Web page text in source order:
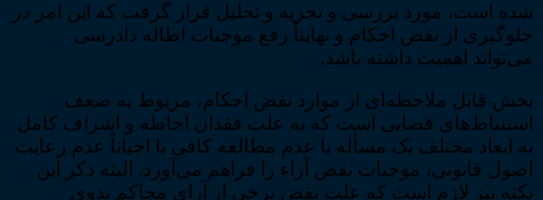
شده است، مورد بررسی و تجزیه و تحلیل قرار گرفت که این امر در
جلوگیری از نقض احکام و نهایتاً رفع موجبات اطاله دادرسی
می‌تواند اهمیت داشته باشد.
بخش قابل ملاحظه­‌ای از موارد نقض احکام، مربوط به ضعف
استنباط­‌های قضایی است که به علت فقدان احاطه و اشراف کامل
به ابعاد مختلف یک مسأله یا عدم مطالعه کافی یا احیاناً عدم رعایت
اصول قانونی، موجبات نقض آراء را فراهم می‌­آورد. البته ذکر این
نکته نیز لازم است که علت نقض برخی از آرای محاکم بدوی